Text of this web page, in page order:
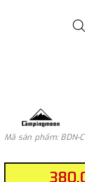
Mã sản phẩm: BDN-